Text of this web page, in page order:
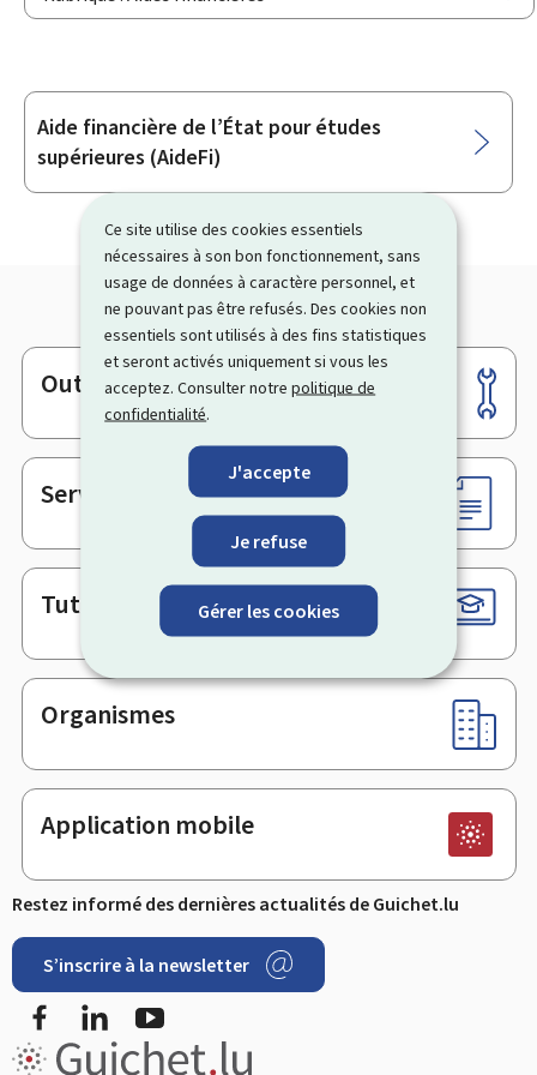
Ce site utilise des cookies essentiels
nécessaires à son bon fonctionnement, sans
usage de données à caractère personnel, et
ne pouvant pas être refusés. Des cookies non
essentiels sont utilisés à des fins statistiques
et seront activés uniquement si vous les
acceptez. Consulter notrepolitique de
confidentialité.
J'accepte
Je refuse
Gérer les cookies
Sous-
rubriques
Aide financière de l’État pour études
supérieures (AideFi)
Pied
de
page
Outils
Services en ligne & Formulaires
Tutoriels
Organismes
Application mobile
Restez informé des dernières actualités de Guichet.lu
S’inscrire à la newsletter
FacebookLinkedIn